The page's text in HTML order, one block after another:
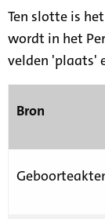
Ten slotte is
wordt in het
velden 'plaats'
Bron